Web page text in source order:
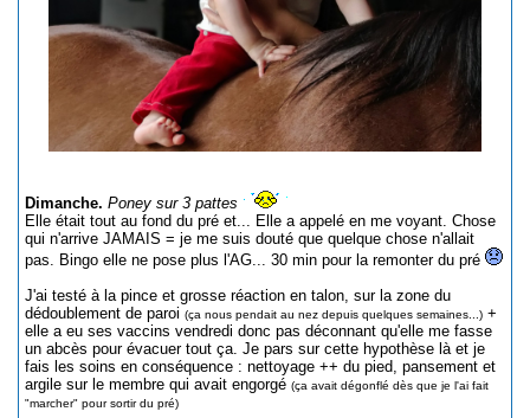
Dimanche. Poney sur 3 pattes
Elle était tout au fond du pré et... Elle a appelé en me voyant. Chose
qui n'arrive JAMAIS = je me suis douté que quelque chose n'allait
pas. Bingo elle ne pose plus l'AG... 30 min pour la remonter du pré
J'ai testé à la pince et grosse réaction en talon, sur la zone du
dédoublement de paroi (ça nous pendait au nez depuis quelques semaines...) +
elle a eu ses vaccins vendredi donc pas déconnant qu'elle me fasse
un abcès pour évacuer tout ça. Je pars sur cette hypothèse là et je
fais les soins en conséquence : nettoyage ++ du pied, pansement et
argile sur le membre qui avait engorgé (ça avait dégonflé dès que je l'ai fait
"marcher" pour sortir du pré)